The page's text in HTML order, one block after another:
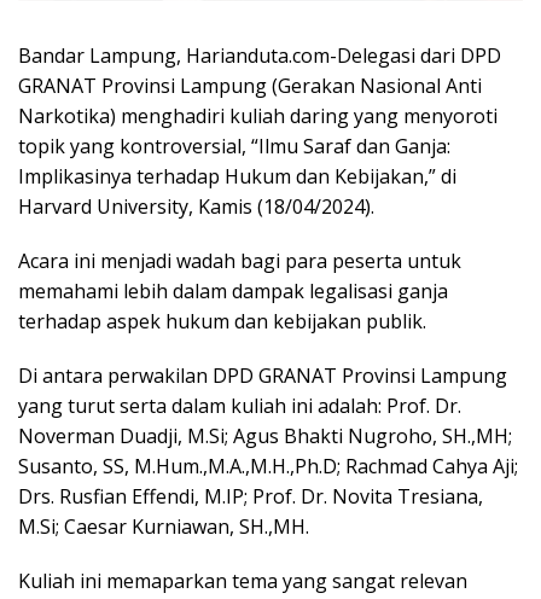
Bandar Lampung, Harianduta.com-Delegasi dari DPD
GRANAT Provinsi Lampung (Gerakan Nasional Anti
Narkotika) menghadiri kuliah daring yang menyoroti
topik yang kontroversial, “Ilmu Saraf dan Ganja:
Implikasinya terhadap Hukum dan Kebijakan,” di
Harvard University, Kamis (18/04/2024).
Acara ini menjadi wadah bagi para peserta untuk
memahami lebih dalam dampak legalisasi ganja
terhadap aspek hukum dan kebijakan publik.
Di antara perwakilan DPD GRANAT Provinsi Lampung
yang turut serta dalam kuliah ini adalah: Prof. Dr.
Noverman Duadji, M.Si; Agus Bhakti Nugroho, SH.,MH;
Susanto, SS, M.Hum.,M.A.,M.H.,Ph.D; Rachmad Cahya Aji;
Drs. Rusfian Effendi, M.IP; Prof. Dr. Novita Tresiana,
M.Si; Caesar Kurniawan, SH.,MH.
Kuliah ini memaparkan tema yang sangat relevan